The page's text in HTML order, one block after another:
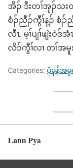
အိၣ် ဒီးတၢ်အုၣ်သး
စံၣ်ညီၣ်ကွီၢ်န့ၣ် စံၣ်
လီၤ. မ့ၢ်ပျၢ်ဖျဲး
လိ၁်ကွီၢ်လၢ တၢ်အမူ
Categories: ပုံမှန်အမှု
Lann Pya